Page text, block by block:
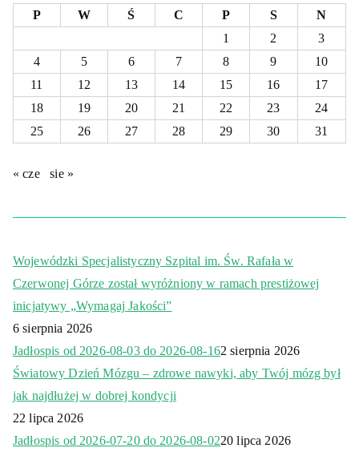
P
W Ś C P S
N
1
2
3
4
5 6 7 8 9
10
11
12 13 14 15 16
17
18
19 20 21 22 23
24
25
26 27 28 29 30 31
« cze sie »
Wojewódzki Specjalistyczny Szpital im. Św. Rafała w
Czerwonej Górze został wyróżniony w ramach prestiżowej
inicjatywy „Wymagaj Jakości”
6 sierpnia 2026
Jadłospis od 2026-08-03 do 2026-08-162 sierpnia 2026
Światowy Dzień Mózgu – zdrowe nawyki, aby Twój mózg był
jak najdłużej w dobrej kondycji
22 lipca 2026
Jadłospis od 2026-07-20 do 2026-08-0220 lipca 2026